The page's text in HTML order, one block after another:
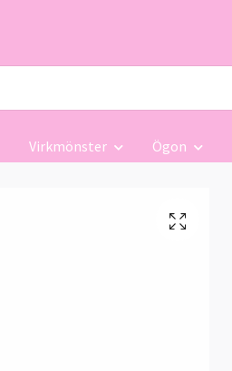
Virkmönster Ögon